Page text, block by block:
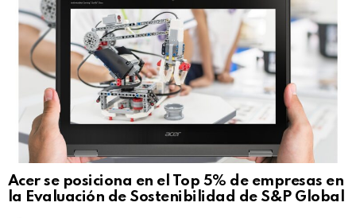
Acer se posiciona en el Top 5% de empresas en
la Evaluación de Sostenibilidad de S&P Global